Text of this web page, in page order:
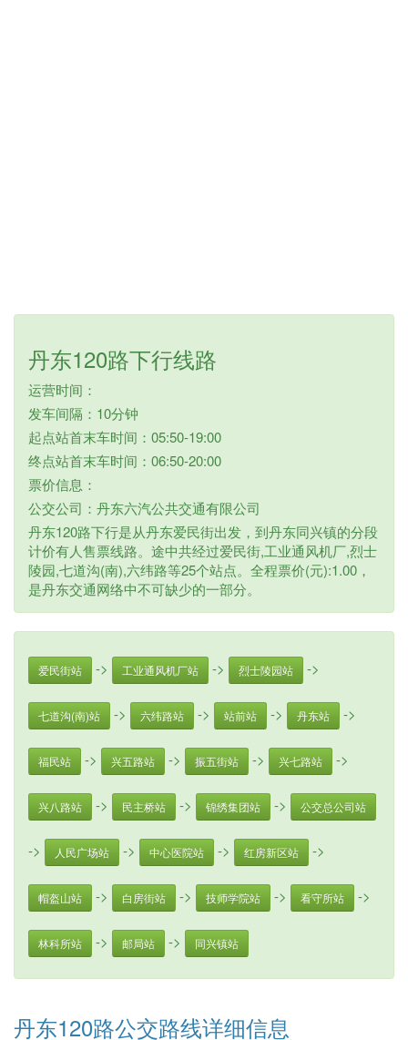
丹东120路下行线路
运营时间：
发车间隔：10分钟
起点站首末车时间：05:50-19:00
终点站首末车时间：06:50-20:00
票价信息：
公交公司：丹东六汽公共交通有限公司
丹东120路下行是从丹东爱民街出发，到丹东同兴镇的分段
计价有人售票线路。途中共经过爱民街,工业通风机厂,烈士
陵园,七道沟(南),六纬路等25个站点。全程票价(元):1.00，
是丹东交通网络中不可缺少的一部分。
爱民街站 -> 工业通风机厂站 -> 烈士陵园站 ->
七道沟(南)站 -> 六纬路站 -> 站前站 -> 丹东站 ->
福民站 -> 兴五路站 -> 振五街站 -> 兴七路站 ->
兴八路站 -> 民主桥站 -> 锦绣集团站 -> 公交总公司站
-> 人民广场站 -> 中心医院站 -> 红房新区站 ->
帽盔山站 -> 白房街站 -> 技师学院站 -> 看守所站 ->
林科所站 -> 邮局站 -> 同兴镇站
丹东120路公交路线详细信息